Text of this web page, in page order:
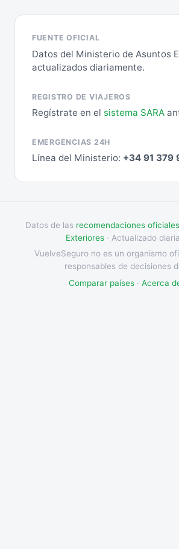
FUENTE OFICIAL
Datos del Ministerio de Asuntos
actualizados diariamente.
REGISTRO DE VIAJEROS
Regístrate en el sistema SARA
EMERGENCIAS 24H
Línea del Ministerio: +34 91 379
Datos de las recomendaciones
Exteriores· Actualizado
VuelveSeguro no es un organismo
responsables de decisiones
Comparar países· Acerca